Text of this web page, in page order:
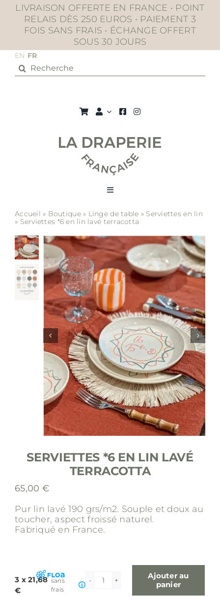
Passer
contenu
LIVRAISON OFFERTE EN FRANCE • POINT
RELAIS DÈS 250 EUROS • PAIEMENT 3
FOIS SANS FRAIS • ÉCHANGE OFFERT
SOUS 30 JOURS
EN FR
Rechercher:
Toggle
La boutique
Soldes
Matières
Entretien
Partenaires
La marque
Accueil » Boutique» Linge de table » Serviettes en lin
» Serviettes *6 en lin lavé terracotta
SERVIETTES *6 EN LIN LAVÉ
TERRACOTTA
65,00 €
Pur lin lavé 190 grs/m2. Souple et doux au
toucher, aspect froissé naturel.
Fabriqué en France.
3 x 21,68
€
sans
frais
quantité
Ajouter au
panier